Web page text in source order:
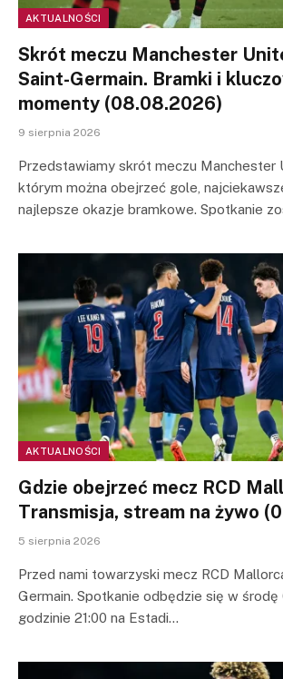
AKTUALNOŚCI
Skrót meczu Manchester
Saint-Germain. Bramki i
momenty (08.08.2026)
9 sierpnia 2026
Przedstawiamy skrót meczu Manchester
którym można obejrzeć gole,
najlepsze okazje bramkowe. Spotkanie
AKTUALNOŚCI
Gdzie obejrzeć mecz RCD
Transmisja, stream na żywo
5 sierpnia 2026
Przed nami towarzyski mecz RCD
Germain. Spotkanie odbędzie się w
godzinie 21:00 na Estadi…